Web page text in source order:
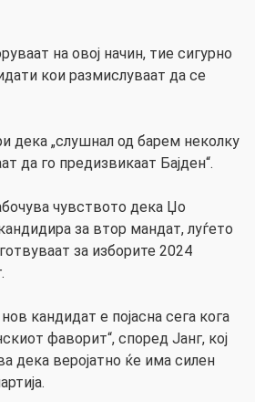
на овој начин, тие сигурно
кои размислуваат да се
дека „слушнал од барем неколку
да го предизвикаат Бајден“.
чувството дека Џо
за втор мандат, луѓето
за изборите 2024
кандидат е појасна сега кога
фаворит“, според Јанг, кој
дека веројатно ќе има силен